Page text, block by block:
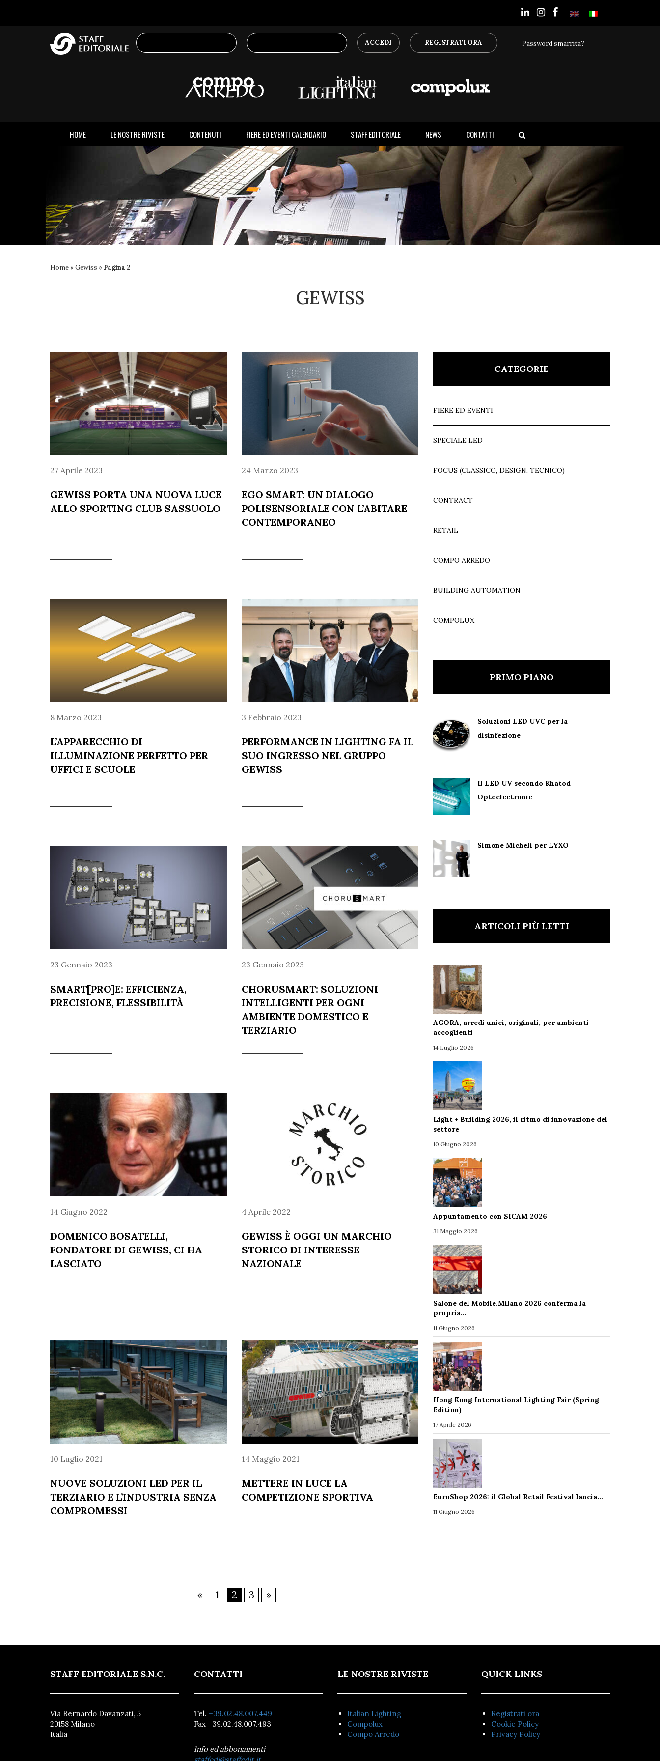
ACCEDI REGISTRATI ORA Password smarrita?
HOME LE NOSTRE RIVISTE CONTENUTI FIERE ED EVENTI CALENDARIO STAFF EDITORIALE NEWS CONTATTI
Home »Gewiss » Pagina 2
GEWISS
27 Aprile 2023
GEWISS PORTA UNA NUOVA LUCE
ALLO SPORTING CLUB SASSUOLO
24 Marzo 2023
EGO SMART: UN DIALOGO
POLISENSORIALE CON L’ABITARE
CONTEMPORANEO
8 Marzo 2023
L’APPARECCHIO DI
ILLUMINAZIONE PERFETTO PER
UFFICI E SCUOLE
3 Febbraio 2023
PERFORMANCE IN LIGHTING FA IL
SUO INGRESSO NEL GRUPPO
GEWISS
23 Gennaio 2023
SMART[PRO]E: EFFICIENZA,
PRECISIONE, FLESSIBILITÀ
23 Gennaio 2023
CHORUSMART: SOLUZIONI
INTELLIGENTI PER OGNI
AMBIENTE DOMESTICO E
TERZIARIO
14 Giugno 2022
DOMENICO BOSATELLI,
FONDATORE DI GEWISS, CI HA
LASCIATO
4 Aprile 2022
GEWISS È OGGI UN MARCHIO
STORICO DI INTERESSE
NAZIONALE
10 Luglio 2021
NUOVE SOLUZIONI LED PER IL
TERZIARIO E L’INDUSTRIA SENZA
COMPROMESSI
14 Maggio 2021
METTERE IN LUCE LA
COMPETIZIONE SPORTIVA
« 1 2 3 »
CATEGORIE
FIERE ED EVENTI
SPECIALE LED
FOCUS (CLASSICO, DESIGN, TECNICO)
CONTRACT
RETAIL
COMPO ARREDO
BUILDING AUTOMATION
COMPOLUX
PRIMO PIANO
Soluzioni LED UVC per la
disinfezione
Il LED UV secondo Khatod
Optoelectronic
Simone Micheli per LYXO
ARTICOLI PIÙ LETTI
AGORA, arredi unici, originali, per ambienti
accoglienti
14 Luglio 2026
Light + Building 2026, il ritmo di innovazione del
settore
10 Giugno 2026
Appuntamento con SICAM 2026
31 Maggio 2026
Salone del Mobile.Milano 2026 conferma la
propria…
11 Giugno 2026
Hong Kong International Lighting Fair (Spring
Edition)
17 Aprile 2026
EuroShop 2026: il Global Retail Festival lancia…
11 Giugno 2026
STAFF EDITORIALE S.N.C.
Via Bernardo Davanzati, 5
20158 Milano
Italia
CONTATTI
Tel. +39.02.48.007.449
Fax +39.02.48.007.493
Info ed abbonamenti
LE NOSTRE RIVISTE
Italian Lighting
Compolux
Compo Arredo
QUICK LINKS
Registrati ora
Cookie Policy
Privacy Policy